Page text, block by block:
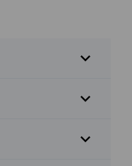
expand_more
expand_more
expand_more